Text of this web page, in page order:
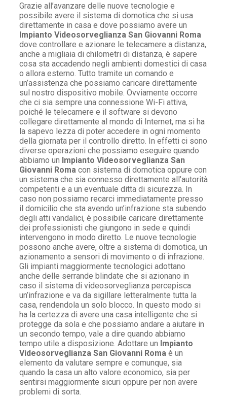
Grazie all’avanzare delle nuove tecnologie e
possibile avere il sistema di domotica che si usa
direttamente in casa e dove possiamo avere un
Impianto Videosorveglianza San Giovanni Roma
dove controllare e azionare le telecamere a distanza,
anche a migliaia di chilometri di distanza, è sapere
cosa sta accadendo negli ambienti domestici di casa
o allora esterno. Tutto tramite un comando e
un’assistenza che possiamo caricare direttamente
sul nostro dispositivo mobile. Ovviamente occorre
che ci sia sempre una connessione Wi-Fi attiva,
poiché le telecamere e il software si devono
collegare direttamente al mondo di Internet, ma si ha
la sapevo lezza di poter accedere in ogni momento
della giornata per il controllo diretto. In effetti ci sono
diverse operazioni che possiamo eseguire quando
abbiamo un Impianto Videosorveglianza San
Giovanni Roma con sistema di domotica oppure con
un sistema che sia connesso direttamente all’autorità
competenti e a un eventuale ditta di sicurezza. In
caso non possiamo recarci immediatamente presso
il domicilio che sta avendo un’infrazione sta subendo
degli atti vandalici, è possibile caricare direttamente
dei professionisti che giungono in sede e quindi
intervengono in modo diretto. Le nuove tecnologie
possono anche avere, oltre a sistema di domotica, un
azionamento a sensori di movimento o di infrazione.
Gli impianti maggiormente tecnologici adottano
anche delle serrande blindate che si azionano in
caso il sistema di videosorveglianza percepisca
un’infrazione e va da sigillare letteralmente tutta la
casa, rendendola un solo blocco. In questo modo si
ha la certezza di avere una casa intelligente che si
protegge da sola e che possiamo andare a aiutare in
un secondo tempo, vale a dire quando abbiamo
tempo utile a disposizione. Adottare un Impianto
Videosorveglianza San Giovanni Roma è un
elemento da valutare sempre e comunque, sia
quando la casa un alto valore economico, sia per
sentirsi maggiormente sicuri oppure per non avere
problemi di sorta.